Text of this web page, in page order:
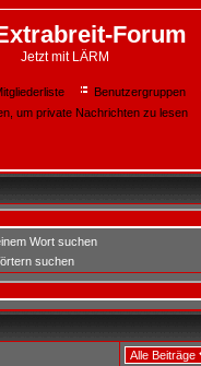
Forum
Jetzt mit LÄRM
Benutzergruppen
um private Nachrichten zu lesen
Wort suchen
suchen